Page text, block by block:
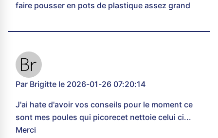
faire pousser en pots de plastique assez grand
Par Brigitte le 2026-01-26 07:20:14
J'ai hate d'avoir vos conseils pour le moment ce
sont mes poules qui picorecet nettoie celui ci...
Merci